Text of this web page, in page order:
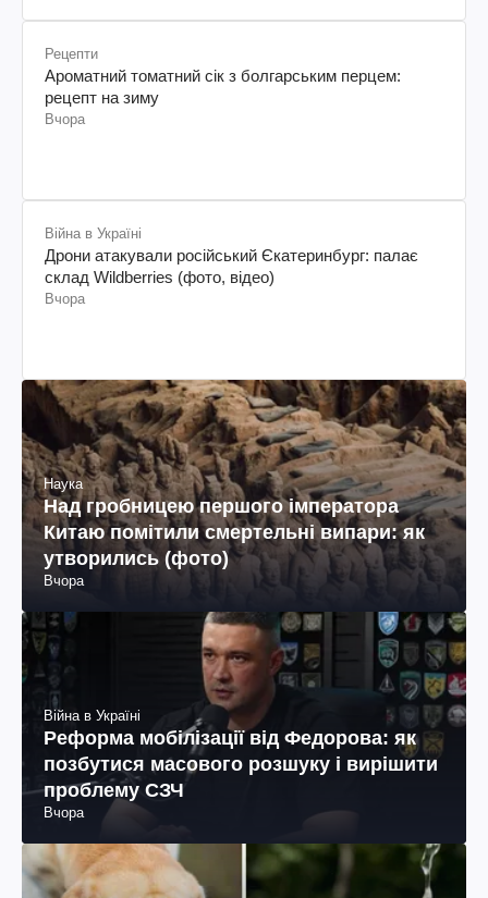
Рецепти
Ароматний томатний сік з болгарським перцем:
рецепт на зиму
Вчора
Війна в Україні
Дрони атакували російський Єкатеринбург: палає
склад Wildberries (фото, відео)
Вчора
Наука
Над гробницею першого імператора
Китаю помітили смертельні випари: як
утворились (фото)
Вчора
Війна в Україні
Реформа мобілізації від Федорова: як
позбутися масового розшуку і вирішити
проблему СЗЧ
Вчора